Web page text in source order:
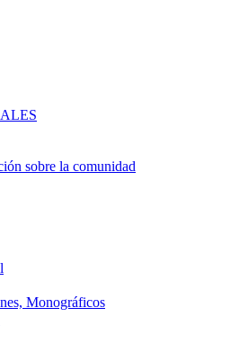
sobre la comunidad
Monográficos